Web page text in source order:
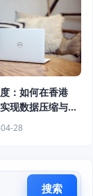
：如何在香港
现数据压缩与加
28
搜索